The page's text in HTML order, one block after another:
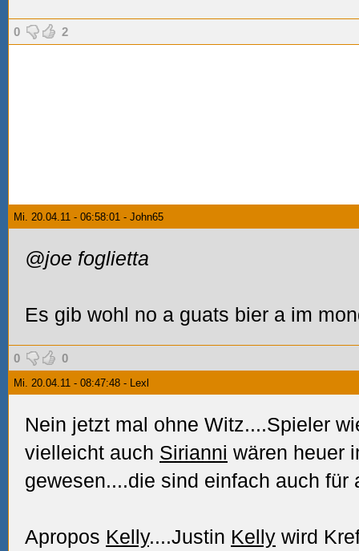
0 2
Mi. 20.04.11 - 06:58:01 - John65
@joe foglietta
Es gib wohl no a guats bier a im
0 0
Mi. 20.04.11 - 08:47:48 - Lexl
Nein jetzt mal ohne Witz....Spieler
vielleicht auch Sirianni wären heuer
gewesen....die sind einfach auch für
Apropos Kelly....Justin Kelly wird